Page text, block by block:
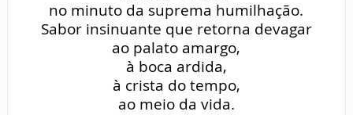
no minuto da suprema humilhação.
Sabor insinuante que retorna devagar
ao palato amargo,
à boca ardida,
à crista do tempo,
ao meio da vida.